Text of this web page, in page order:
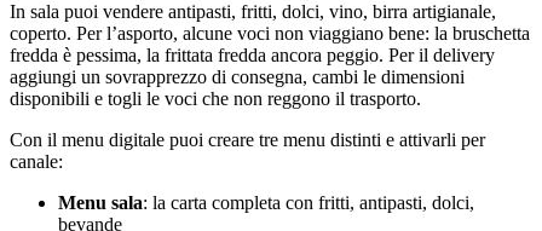
In sala puoi vendere antipasti, fritti, dolci, vino, birra artigianale,
coperto. Per l’asporto, alcune voci non viaggiano bene: la bruschetta
fredda è pessima, la frittata fredda ancora peggio. Per il delivery
aggiungi un sovrapprezzo di consegna, cambi le dimensioni
disponibili e togli le voci che non reggono il trasporto.
Con il menu digitale puoi creare tre menu distinti e attivarli per
canale:
Menu sala: la carta completa con fritti, antipasti, dolci,
bevande